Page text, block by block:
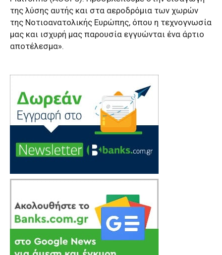
της λύσης αυτής και στα αεροδρόμια των χωρών
της Νοτιοανατολικής Ευρώπης, όπου η τεχνογνωσία
μας και ισχυρή μας παρουσία εγγυώνται ένα άρτιο
αποτέλεσμα».